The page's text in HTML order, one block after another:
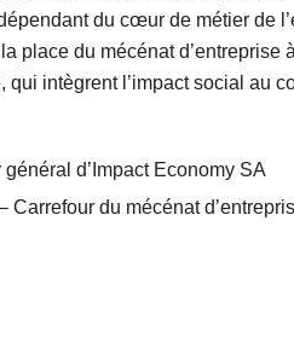
du cœur de métier de
place du mécénat
intègrent l’impact social au
d’Impact Economy SA
Carrefour du mécénat